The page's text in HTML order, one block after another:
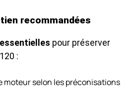
recommandées
pour préserver
:
moteur selon les préconisations